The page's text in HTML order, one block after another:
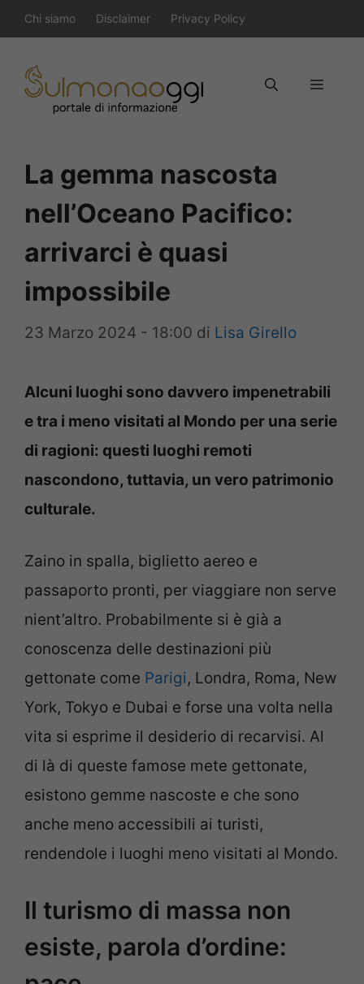
al
contenuto
Chi siamo Disclaimer Privacy Policy
Menu
La gemma nascosta
nell’Oceano Pacifico:
arrivarci è quasi
impossibile
23 Marzo 2024 - 18:00 di Lisa Girello
Alcuni luoghi sono davvero impenetrabili
e tra i meno visitati al Mondo per una serie
di ragioni: questi luoghi remoti
nascondono, tuttavia, un vero patrimonio
culturale.
Zaino in spalla, biglietto aereo e
passaporto pronti, per viaggiare non serve
nient’altro. Probabilmente si è già a
conoscenza delle destinazioni più
gettonate come Parigi, Londra, Roma, New
York, Tokyo e Dubai e forse una volta nella
vita si esprime il desiderio di recarvisi. Al
di là di queste famose mete gettonate,
esistono gemme nascoste e che sono
anche meno accessibili ai turisti,
rendendole i luoghi meno visitati al Mondo.
Il turismo di massa non
esiste, parola d’ordine: